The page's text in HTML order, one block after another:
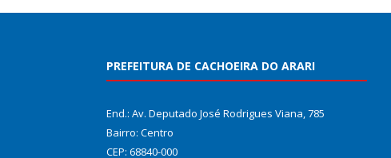
PREFEITURA DE CACHOEIRA DO ARARI
End.: Av. Deputado José Rodrigues Viana, 785
Bairro: Centro
CEP: 68840-000